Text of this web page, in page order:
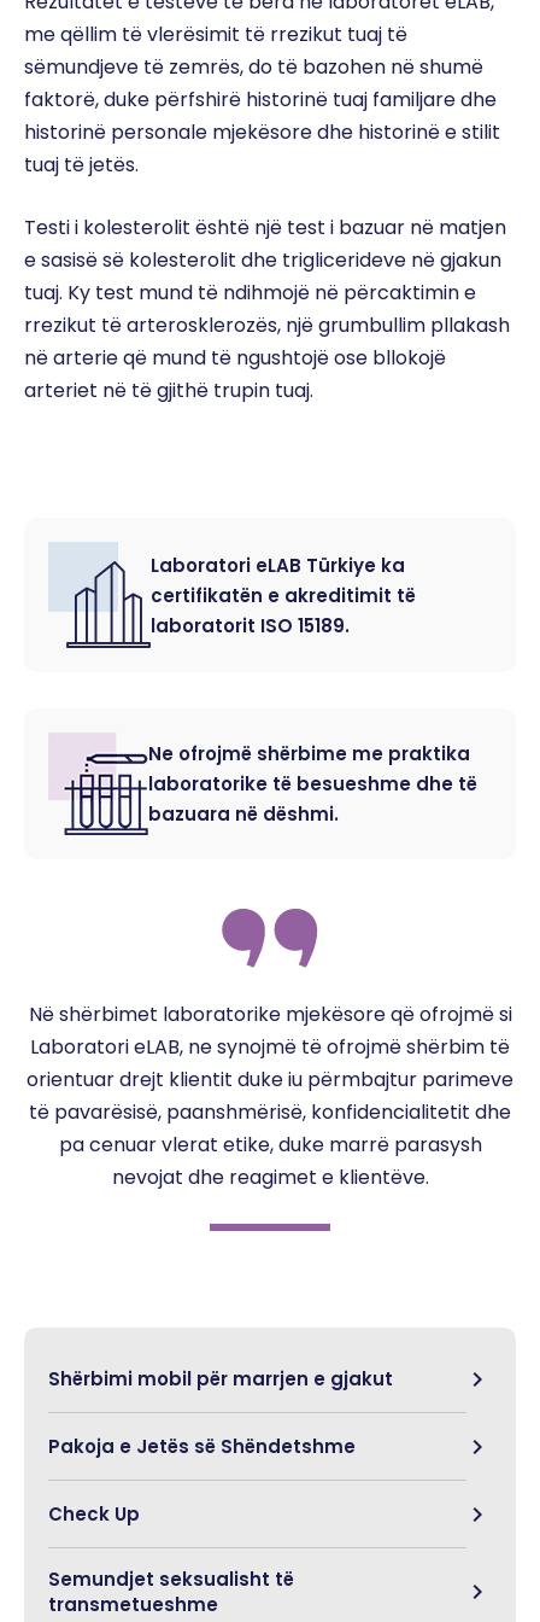
me qëllim të vlerësimit të rrezikut tuaj të
sëmundjeve të zemrës, do të bazohen në shumë
faktorë, duke përfshirë historinë tuaj familjare dhe
historinë personale mjekësore dhe historinë e stilit
tuaj të jetës.
Testi i kolesterolit është një test i bazuar në matjen
e sasisë së kolesterolit dhe triglicerideve në gjakun
tuaj. Ky test mund të ndihmojë në përcaktimin e
rrezikut të arterosklerozës, një grumbullim pllakash
në arterie që mund të ngushtojë ose bllokojë
arteriet në të gjithë trupin tuaj.
Laboratori eLAB Türkiye ka
certifikatën e akreditimit të
laboratorit ISO 15189.
Ne ofrojmë shërbime me praktika
laboratorike të besueshme dhe të
bazuara në dëshmi.
Në shërbimet laboratorike mjekësore që ofrojmë si
Laboratori eLAB, ne synojmë të ofrojmë shërbim të
orientuar drejt klientit duke iu përmbajtur parimeve
të pavarësisë, paanshmërisë, konfidencialitetit dhe
pa cenuar vlerat etike, duke marrë parasysh
nevojat dhe reagimet e klientëve.
Shërbimi mobil për marrjen e gjakut
Pakoja e Jetës së Shëndetshme
Check Up
Semundjet seksualisht të
transmetueshme